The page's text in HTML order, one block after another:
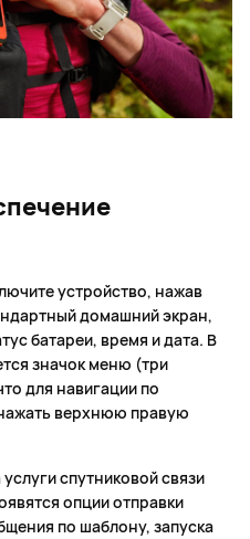
устройство, нажав
домашний экран,
батареи, время и дата. В
значок меню (три
для навигации по
верхнюю правую
спутниковой связи
опции отправки
по шаблону, запуска